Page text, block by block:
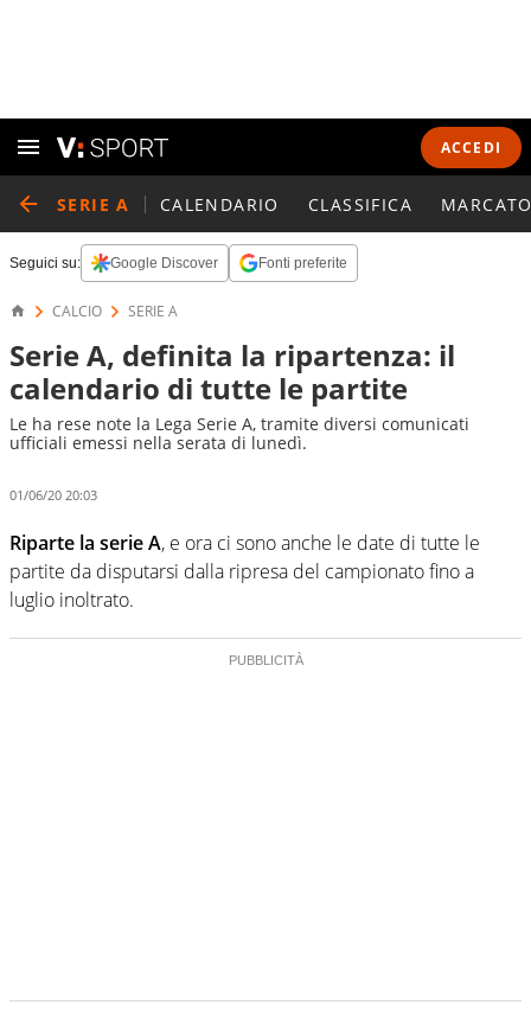
ACCEDI
SERIE A CALENDARIO CLASSIFICA
Seguici su: Google Discover Fonti preferite
CALCIO SERIE A
Serie A, definita la ripartenza: il
calendario di tutte le partite
Le ha rese note la Lega Serie A, tramite diversi comunicati
ufficiali emessi nella serata di lunedì.
01/06/20 20:03
Riparte la serie A, e ora ci sono anche le date di tutte le
partite da disputarsi dalla ripresa del campionato fino a
luglio inoltrato.